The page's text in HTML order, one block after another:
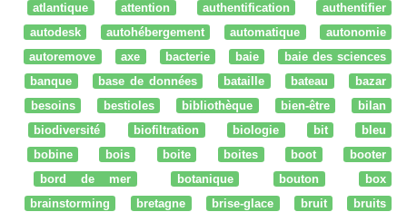
atlantique
attention authentification
authentifier
autodesk
autohébergement automatique
autonomie
autoremove
axe bacterie baie
baie des sciences
banque
base de données bataille bateau
bazar
besoins
bestioles bibliothèque bien-être
bilan
biodiversité
biofiltration biologie bit
bleu
bobine
bois boite boites boot
booter
bord de mer
botanique bouton
box
brainstorming
bretagne brise-glace bruit
bruits